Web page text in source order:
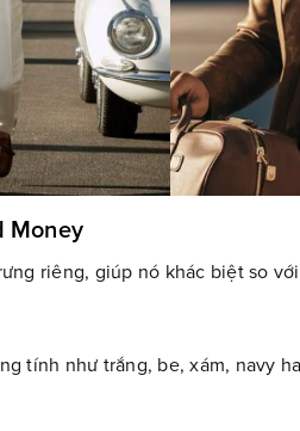
Money
riêng, giúp nó khác biệt so
tính như trắng, be, xám, navy